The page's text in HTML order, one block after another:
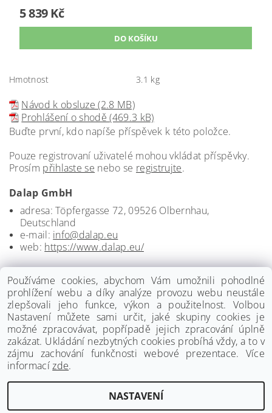
5 839 Kč
Hmotnost 3.1 kg
Návod k obsluze (2.8 MB)
Prohlášení o shodě (469.3 kB)
Buďte první, kdo napíše příspěvek k této položce.
Pouze registrovaní uživatelé mohou vkládat příspěvky.
Prosím přihlaste se nebo se registrujte.
Dalap GmbH
adresa: Töpfergasse 72, 09526 Olbernhau,
Deutschland
e-mail: info@dalap.eu
web: https://www.dalap.eu/
www.palmat.cz
Používáme cookies, abychom Vám umožnili pohodlné
prohlížení webu a díky analýze provozu webu neustále
zlepšovali jeho funkce, výkon a použitelnost. Volbou
Nastavení můžete sami určit, jaké skupiny cookies je
možné zpracovávat, popřípadě jejich zpracování úplně
zakázat. Ukládání nezbytných cookies probíhá vždy, a to v
zájmu zachování funkčnosti webové prezentace. Více
informacízde.
NASTAVENÍ